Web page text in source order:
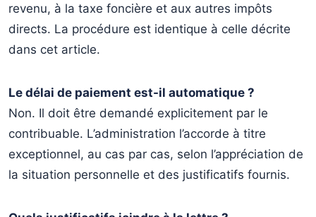
revenu, à la taxe foncière et aux autres impôts
directs. La procédure est identique à celle décrite
dans cet article.
Le délai de paiement est-il automatique ?
Non. Il doit être demandé explicitement par le
contribuable. L’administration l’accorde à titre
exceptionnel, au cas par cas, selon l’appréciation de
la situation personnelle et des justificatifs fournis.